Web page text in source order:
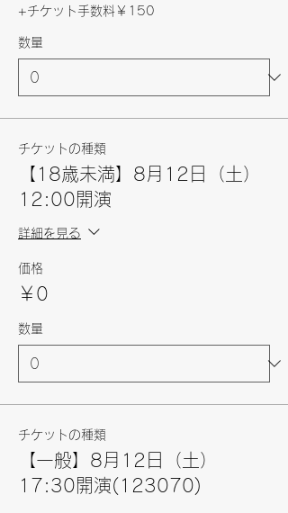
+チケット手数料￥150
数量
チケットの種類
【18歳未満】8月12日（土）
12:00開演
詳細を見る
価格
￥0
数量
チケットの種類
【一般】8月12日（土）
17:30開演(123070)